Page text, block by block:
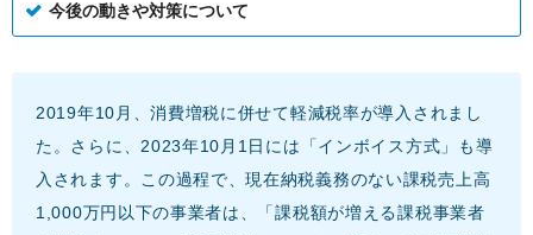
今後の動きや対策について
2019年10月、消費増税に併せて軽減税率が導入されまし
た。さらに、2023年10月1日には「インボイス方式」も導
入されます。この過程で、現在納税義務のない課税売上高
1,000万円以下の事業者は、「課税額が増える課税事業者